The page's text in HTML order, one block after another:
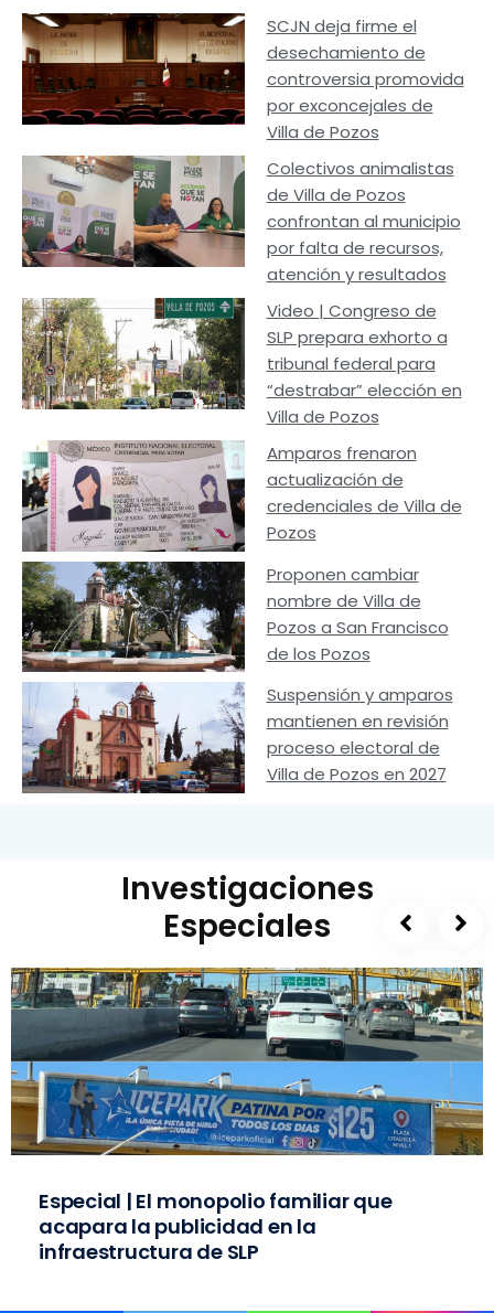
SCJN deja firme el
desechamiento de
controversia promovida
por exconcejales de
Villa de Pozos
Colectivos animalistas
de Villa de Pozos
confrontan al municipio
por falta de recursos,
atención y resultados
Video | Congreso de
SLP prepara exhorto a
tribunal federal para
“destrabar” elección en
Villa de Pozos
Amparos frenaron
actualización de
credenciales de Villa de
Pozos
Proponen cambiar
nombre de Villa de
Pozos a San Francisco
de los Pozos
Suspensión y amparos
mantienen en revisión
proceso electoral de
Villa de Pozos en 2027
Investigaciones
Especiales
Especial | El monopolio familiar que
acapara la publicidad en la
infraestructura de SLP